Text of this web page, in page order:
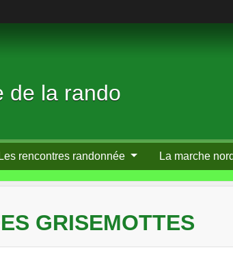
de la rando
Les rencontres randonnée La marche
GRISEMOTTES